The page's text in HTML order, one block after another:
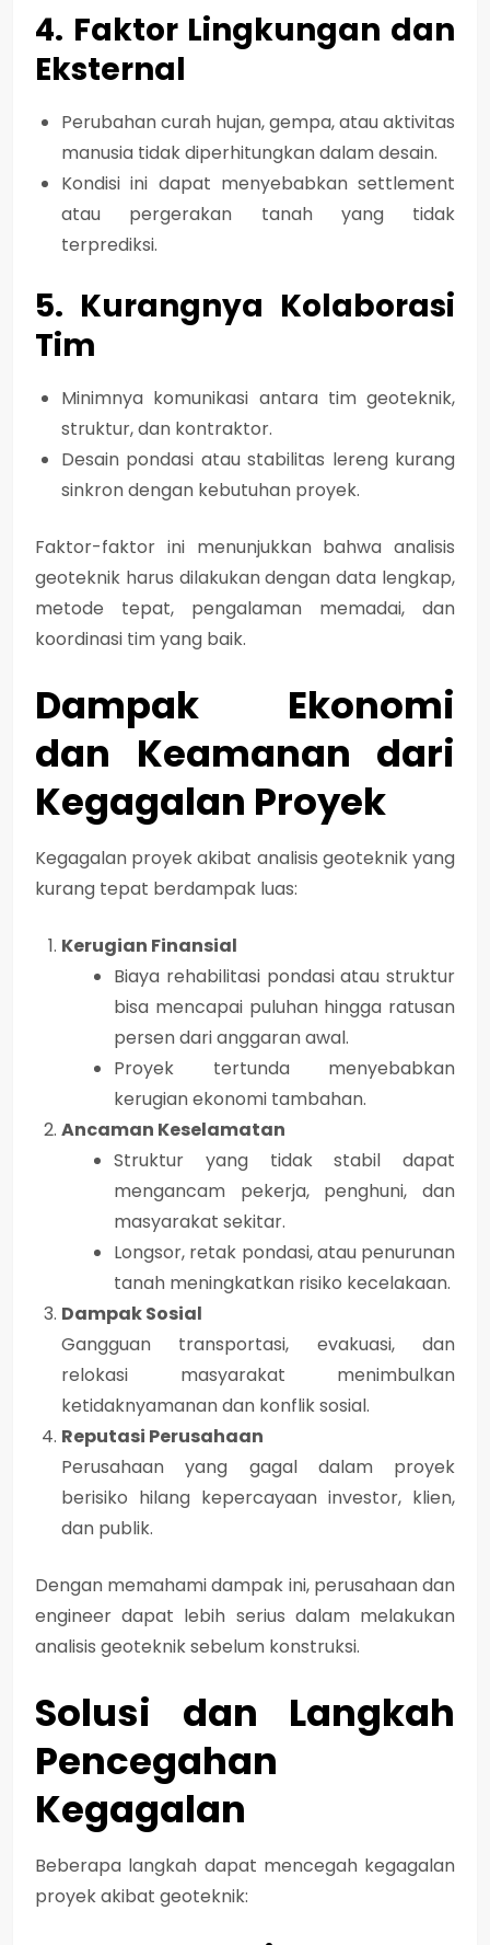
4. Faktor Lingkungan dan
Eksternal
Perubahan curah hujan, gempa, atau aktivitas
manusia tidak diperhitungkan dalam desain.
Kondisi ini dapat menyebabkan settlement
atau pergerakan tanah yang tidak
terprediksi.
5. Kurangnya Kolaborasi
Tim
Minimnya komunikasi antara tim geoteknik,
struktur, dan kontraktor.
Desain pondasi atau stabilitas lereng kurang
sinkron dengan kebutuhan proyek.
Faktor-faktor ini menunjukkan bahwa analisis
geoteknik harus dilakukan dengan data lengkap,
metode tepat, pengalaman memadai, dan
koordinasi tim yang baik.
Dampak Ekonomi
dan Keamanan dari
Kegagalan Proyek
Kegagalan proyek akibat analisis geoteknik yang
kurang tepat berdampak luas:
Kerugian Finansial
Biaya rehabilitasi pondasi atau struktur
bisa mencapai puluhan hingga ratusan
persen dari anggaran awal.
Proyek tertunda menyebabkan
kerugian ekonomi tambahan.
Ancaman Keselamatan
Struktur yang tidak stabil dapat
mengancam pekerja, penghuni, dan
masyarakat sekitar.
Longsor, retak pondasi, atau penurunan
tanah meningkatkan risiko kecelakaan.
Dampak Sosial
Gangguan transportasi, evakuasi, dan
relokasi masyarakat menimbulkan
ketidaknyamanan dan konflik sosial.
Reputasi Perusahaan
Perusahaan yang gagal dalam proyek
berisiko hilang kepercayaan investor, klien,
dan publik.
Dengan memahami dampak ini, perusahaan dan
engineer dapat lebih serius dalam melakukan
analisis geotekniksebelum konstruksi.
Solusi dan Langkah
Pencegahan
Kegagalan
Beberapa langkah dapat mencegah kegagalan
proyek akibat geoteknik: